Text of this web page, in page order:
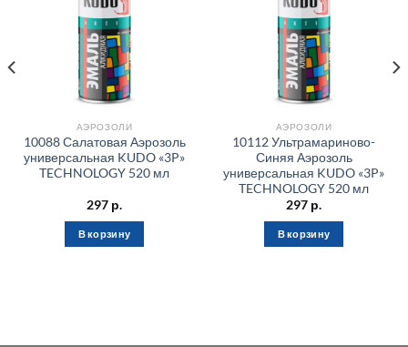
АЭРОЗОЛИ
10088 Салатовая Аэрозоль
универсальная KUDO «3P»
TECHNOLOGY 520 мл
297 р.
В корзину
АЭРОЗОЛИ
10112 Ультрамариново-
Синяя Аэрозоль
универсальная KUDO «3P»
TECHNOLOGY 520 мл
297 р.
В корзину